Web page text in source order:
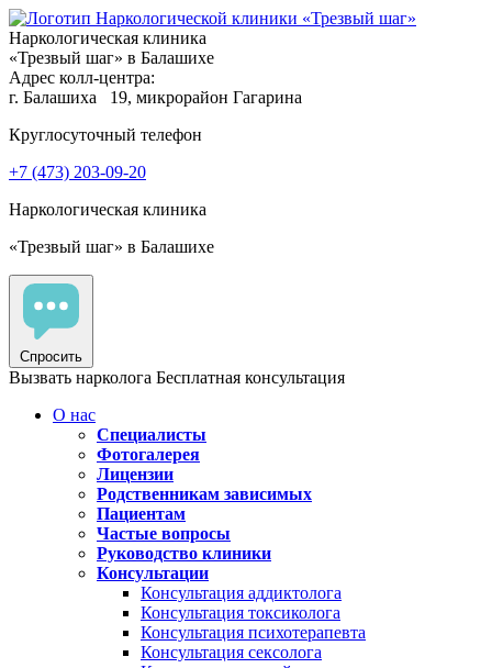
Наркологическая клиника
«Трезвый шаг» в Балашихе
Адрес колл-центра:
г. Балашиха
19, микрорайон Гагарина
Круглосуточный телефон
+7 (473) 203-09-20
Наркологическая клиника
«Трезвый шаг» в Балашихе
Спросить
Вызвать нарколога Бесплатная консультация
О нас
Специалисты
Фотогалерея
Лицензии
Родственникам зависимых
Пациентам
Частые вопросы
Руководство клиники
Консультации
Консультация аддиктолога
Консультация токсиколога
Консультация психотерапевта
Консультация сексолога